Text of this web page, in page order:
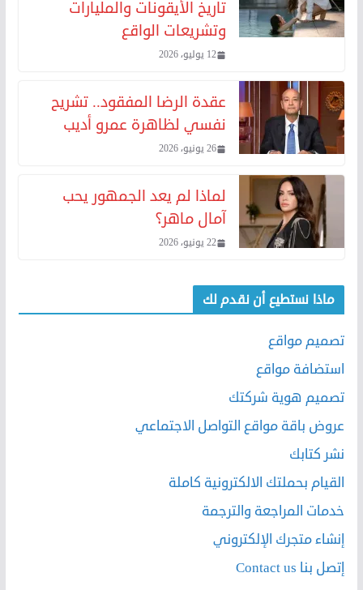
تاريخ الأيقونات والمليارات
وتشريعات الواقع
12 يوليو، 2026
عقدة الرضا المفقود.. تشريح
نفسي لظاهرة عمرو أديب
26 يونيو، 2026
لماذا لم يعد الجمهور يحب
آمال ماهر؟
22 يونيو، 2026
ماذا نستطيع أن نقدم لك
تصميم مواقع
استضافة مواقع
تصميم هوية شركتك
عروض باقة مواقع التواصل الاجتماعي
نشر كتابك
القيام بحملتك الالكترونية كاملة
خدمات المراجعة والترجمة
إنشاء متجرك الإلكتروني
إتصل بنا Contact us